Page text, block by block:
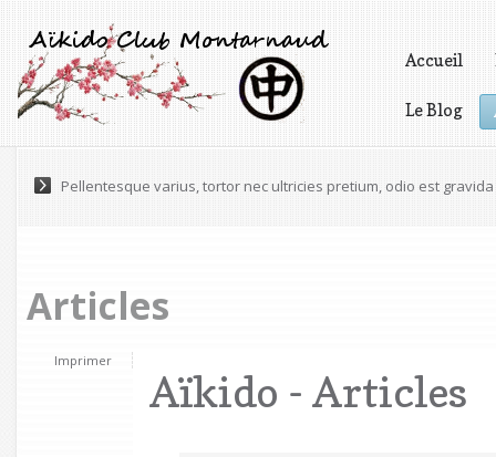
Accueil
Le Blog
Pellentesque varius, tortor nec ultricies pretium, odio est
Articles
Imprimer
Aïkido - Articles